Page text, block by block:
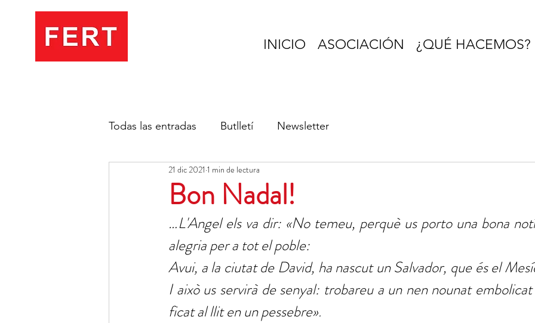
INICIO ASOCIACIÓN ¿QUÉ HACEMOS?
Todas las entradas Butlletí Newsletter
Bon Nadal!
21 dic 2021 1 min de lectura
…L'Angel els va dir: «No temeu, perquè us porto una bona
alegria per a tot el poble:
Avui, a la ciutat de David, ha nascut un Salvador, que és el
I això us servirà de senyal: trobareu a un nen nounat
ficat al llit en un pessebre».